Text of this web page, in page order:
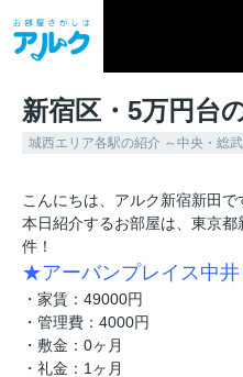
新宿区・5万円台
城西エリア各駅の紹介 ～中央・総
こんにちは、アルク新宿新田で
本日紹介するお部屋は、東京
件！
★アーバンプレイス中
・家賃：49000円
・管理費：4000円
・敷金：0ヶ月
・礼金：1ヶ月